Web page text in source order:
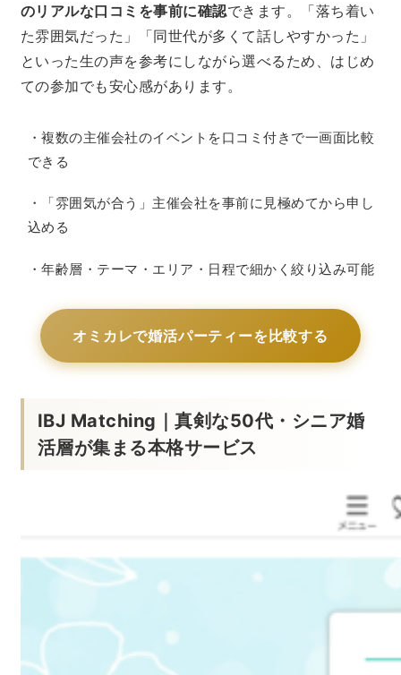
のリアルな口コミを事前に確認できます。「落ち着い
た雰囲気だった」「同世代が多くて話しやすかった」
といった生の声を参考にしながら選べるため、はじめ
ての参加でも安心感があります。
・複数の主催会社のイベントを口コミ付きで一画面比較
できる
・「雰囲気が合う」主催会社を事前に見極めてから申し
込める
・年齢層・テーマ・エリア・日程で細かく絞り込み可能
オミカレで婚活パーティーを比較する
IBJ Matching｜真剣な50代・シニア婚
活層が集まる本格サービス